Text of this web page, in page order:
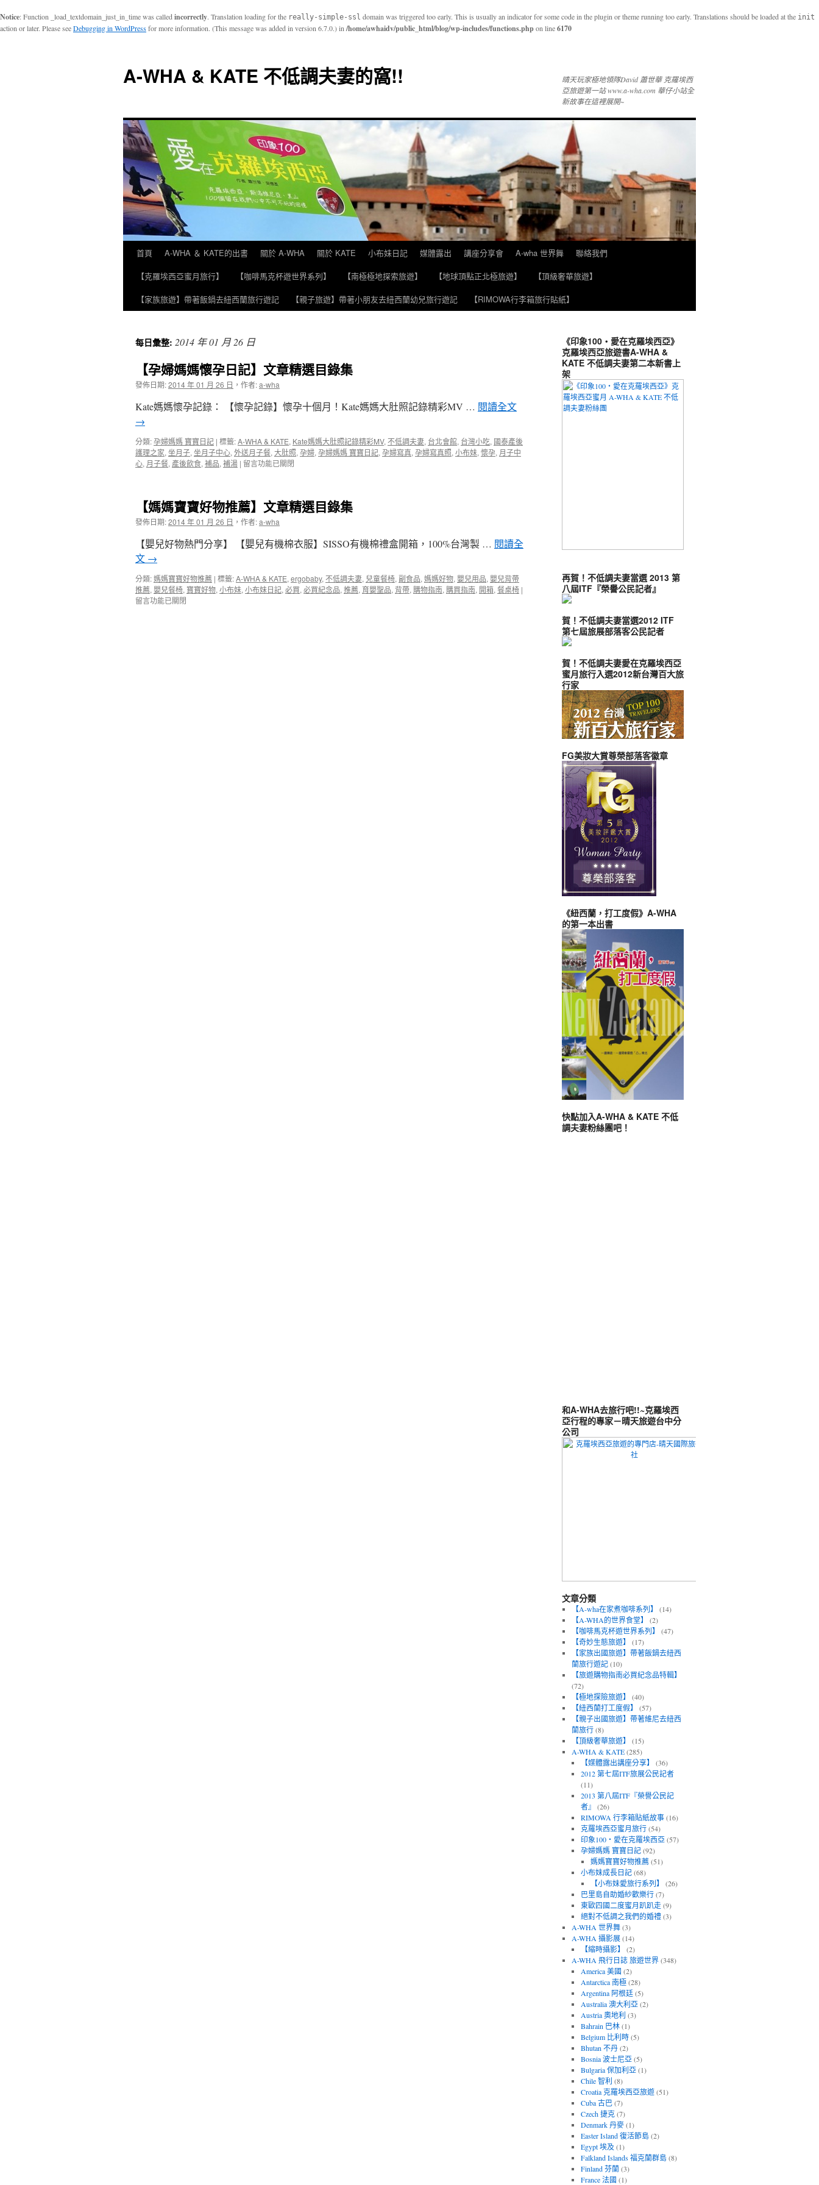
Notice: Function _load_textdomain_just_in_time was called incorrectly. Translation loading for the really-simple-ssl domain was triggered too early. This is usually an indicator for some code in the plugin or theme running too early. Translations should be loaded at the init
action or later. Please seeDebugging in WordPressfor more information. (This message was added in version 6.7.0.) in /home/awhaidv/public_html/blog/wp-includes/functions.phpon line6170
A-WHA & KATE 不低調夫妻的窩!!
晴天玩家極地領隊David 蕭世華 克羅埃西
亞旅遊第一站 www.a-wha.com 華仔小站全
新故事在這裡展開~
內
首頁 A-WHA ＆ KATE的出書 關於 A-WHA 關於 KATE 小布妹日記 媒體露出 講座分享會 A-wha 世界舞
聯絡我們
【克羅埃西亞蜜月旅行】
【咖啡馬克杯遊世界系列】 【南極極地探索旅遊】 【地球頂點正北極旅遊】
【頂級奢華旅遊】
【家族旅遊】帶著飯鍋去紐西蘭旅行遊記
【親子旅遊】帶著小朋友去紐西蘭幼兒旅行遊記 【RIMOWA行李箱旅行貼紙】
每日彙整: 2014 年 01 月 26 日
【孕婦媽媽懷孕日記】文章精選目錄集
發佈日期:2014 年 01 月 26 日 ， 作者:a-wha
Kate媽媽懷孕記錄： 【懷孕記錄】懷孕十個月！Kate媽媽大肚照記錄精彩MV … 閱讀全文
→
分類:孕婦媽媽 寶寶日記 | 標籤:A-WHA & KATE, Kate媽媽大肚照記錄精彩MV, 不低調夫妻, 台北會館, 台灣小吃, 國泰產後
護理之家, 坐月子, 坐月子中心, 外送月子餐, 大肚照, 孕婦, 孕婦媽媽 寶寶日記, 孕婦寫真, 孕婦寫真照, 小布妹, 懷孕, 月子中
心, 月子餐, 產後飲食, 補品, 補湯 | 在
媽
懷
孕
日
記】
精
選
留言功能已關閉
【媽媽寶寶好物推薦】文章精選目錄集
發佈日期:2014 年 01 月 26 日 ， 作者:a-wha
【嬰兒好物熱門分享】 【嬰兒有機棉衣服】SISSO有機棉禮盒開箱，100%台灣製 … 閱讀全
文 →
分類:媽媽寶寶好物推薦 | 標籤:A-WHA & KATE, ergobaby, 不低調夫妻, 兒童餐椅, 副食品, 媽媽好物, 嬰兒用品, 嬰兒背帶
推薦, 嬰兒餐椅, 寶寶好物, 小布妹, 小布妹日記, 必買, 必買紀念品, 推薦, 育嬰聖品, 背帶, 購物指南, 購買指南, 開箱, 餐桌椅 |
留言功能已關閉
《印象100‧愛在克羅埃西亞》
克羅埃西亞旅遊書A-WHA &
KATE 不低調夫妻第二本新書上
架
再賀！不低調夫妻當選 2013 第
八屆ITF『榮譽公民記者』
賀！不低調夫妻當選2012 ITF
第七屆旅展部落客公民記者
賀！不低調夫妻愛在克羅埃西亞
蜜月旅行入選2012新台灣百大旅
行家
FG美妝大賞尊榮部落客徽章
《紐西蘭，打工度假》A-WHA
的第一本出書
快點加入A-WHA & KATE 不低
調夫妻粉絲團吧！
和A-WHA去旅行吧!!~克羅埃西
亞行程的專家－晴天旅遊台中分
公司
文章分類
【A-wha在家煮咖啡系列】
(14)
【A-WHA的世界食堂】
(2)
【咖啡馬克杯遊世界系列】
(47)
【奇妙生態旅遊】
(17)
【家族出國旅遊】帶著飯鍋去紐西
蘭旅行遊記(10)
【旅遊購物指南必買紀念品特輯】
(72)
【極地探險旅遊】
(40)
【紐西蘭打工度假】
(57)
【親子出國旅遊】帶著維尼去紐西
蘭旅行(8)
【頂級奢華旅遊】
(15)
A-WHA & KATE(285)
【媒體露出講座分享】
(36)
2012 第七屆ITF旅展公民記者
(11)
2013 第八屆ITF『榮譽公民記
者』
(26)
RIMOWA 行李箱貼紙故事(16)
克羅埃西亞蜜月旅行(54)
印象100‧愛在克羅埃西亞 (57)
孕婦媽媽 寶寶日記(92)
媽媽寶寶好物推薦(51)
小布妹成長日記(68)
【小布妹愛旅行系列】
(26)
巴里島自助婚紗歡樂行(7)
東歐四國二度蜜月趴趴走(9)
絕對不低調之我們的婚禮(3)
A-WHA 世界舞(3)
A-WHA 攝影展(14)
【縮時攝影】
(2)
A-WHA 飛行日誌 旅遊世界(348)
America 美國 (2)
Antarctica 南極(28)
Argentina 阿根廷(5)
Australia 澳大利亞 (2)
Austria 奧地利 (3)
Bahrain 巴林(1)
Belgium 比利時(5)
Bhutan 不丹(2)
Bosnia 波士尼亞 (5)
Bulgaria 保加利亞 (1)
Chile 智利 (8)
Croatia 克羅埃西亞旅遊(51)
Cuba 古巴(7)
Czech 捷克(7)
Denmark 丹麥(1)
Easter Island 復活節島(2)
Egypt 埃及 (1)
Falkland Islands 福克蘭群島(8)
Finland 芬蘭(3)
France 法國 (1)